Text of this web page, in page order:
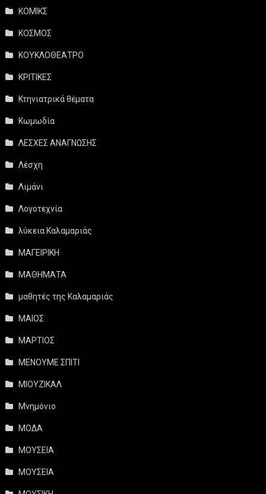
ΚΟΜΙΚΣ
ΚΟΣΜΟΣ
ΚΟΥΚΛΟΘΕΑΤΡΟ
ΚΡΙΤΙΚΕΣ
Κτηνιατρικά θέματα
Κωμωδία
ΛΕΣΧΕΣ ΑΝΑΓΝΩΣΗΣ
Λέσχη
Λιμάνι
Λογοτεχνία
λύκεια Καλαμαριάς
ΜΑΓΕΙΡΙΚΗ
ΜΑΘΗΜΑΤΑ
μαθητές της Καλαμαριάς
ΜΑΙΟΣ
ΜΑΡΤΙΟΣ
ΜΕΝΟΥΜΕ ΣΠΙΤΙ
ΜΙΟΥΖΙΚΑΛ
Μνημόνιο
ΜΟΔΑ
ΜΟΥΣΕΙΑ
ΜΟΥΣΕΙΑ